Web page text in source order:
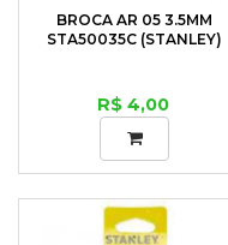
BROCA AR 05 3.5MM
STA50035C (STANLEY)
R$ 4,00